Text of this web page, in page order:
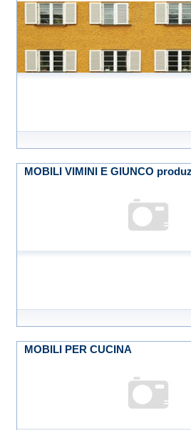
MOBILI VIMINI E GIUNCO
MOBILI PER CUCINA